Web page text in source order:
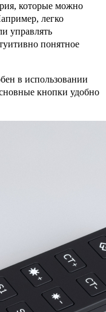
которые можно
легко
управлять
понятное
в использовании
кнопки удобно